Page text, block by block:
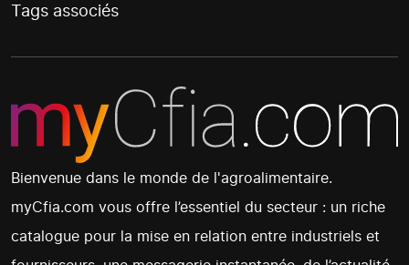
Tags associés
Bienvenue dans le monde de l'agroalimentaire.
myCfia.com vous offre l’essentiel du secteur : un riche
catalogue pour la mise en relation entre industriels et